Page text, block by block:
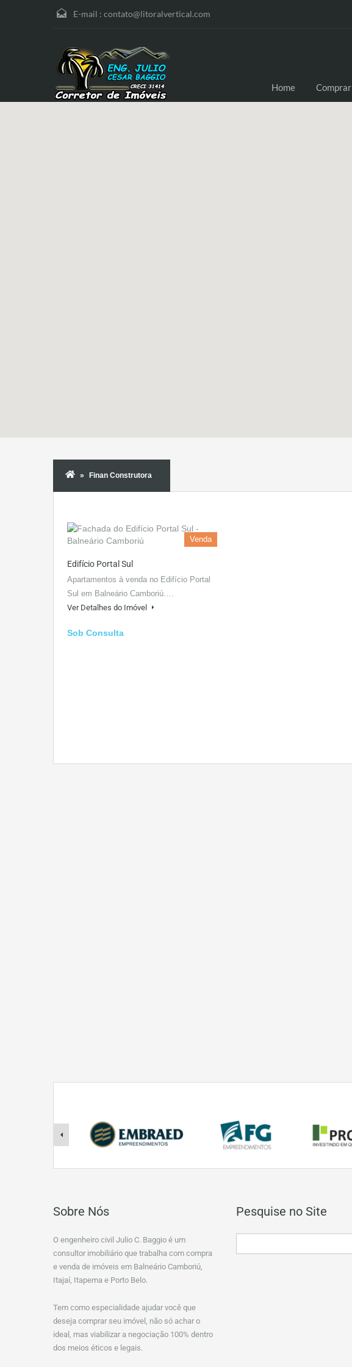
E-mail : contato@litoralvertical.com
Home Comprar
Finan Construtora
Venda
Edifício Portal Sul
Apartamentos à venda no Edifício Portal
Sul em Balneário Camboriú.…
Ver Detalhes do Imóvel
Sob Consulta
Sobre Nós
O engenheiro civil Julio C. Baggio é um
consultor imobiliário que trabalha com compra
e venda de imóveis em Balneário Camboriú,
Itajaí, Itapema e Porto Belo.
Tem como especialidade ajudar você que
deseja comprar seu imóvel, não só achar o
ideal, mas viabilizar a negociação 100% dentro
dos meios éticos e legais.
Pesquise no Site